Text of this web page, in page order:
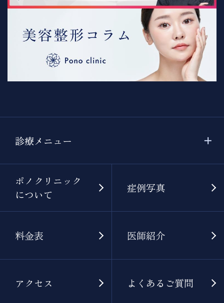
診療メニュー
ポノクリニック
について
症例写真
料金表 医師紹介
アクセス よくあるご質問